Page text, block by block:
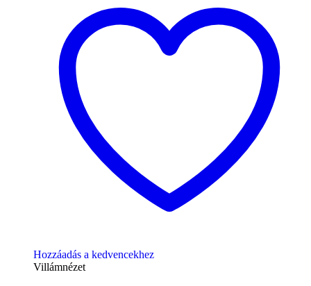
Hozzáadás a kedvencekhez
Villámnézet